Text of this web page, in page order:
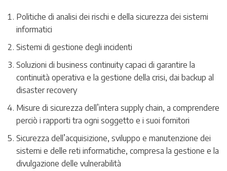
Politiche di analisi dei rischi e della sicurezza dei sistemi
informatici
Sistemi di gestione degli incidenti
Soluzioni di business continuity capaci di garantire la
continuità operativa e la gestione della crisi, dai backup al
disaster recovery
Misure di sicurezza dell’intera supply chain, a comprendere
perciò i rapporti tra ogni soggetto e i suoi fornitori
Sicurezza dell’acquisizione, sviluppo e manutenzione dei
sistemi e delle reti informatiche, compresa la gestione e la
divulgazione delle vulnerabilità